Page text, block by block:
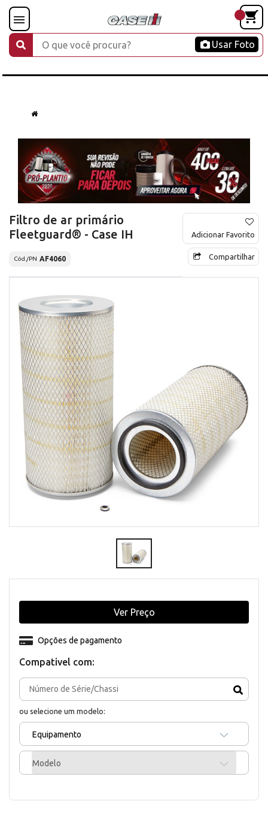
Usar Foto
Filtro de ar primário
Fleetguard® - Case IH
Cód./PN AF4060
Adicionar Favorito
Compartilhar
Compativel com:
ou selecione um modelo:
Equipamento
Modelo
Opções de pagamento
Ver Preço